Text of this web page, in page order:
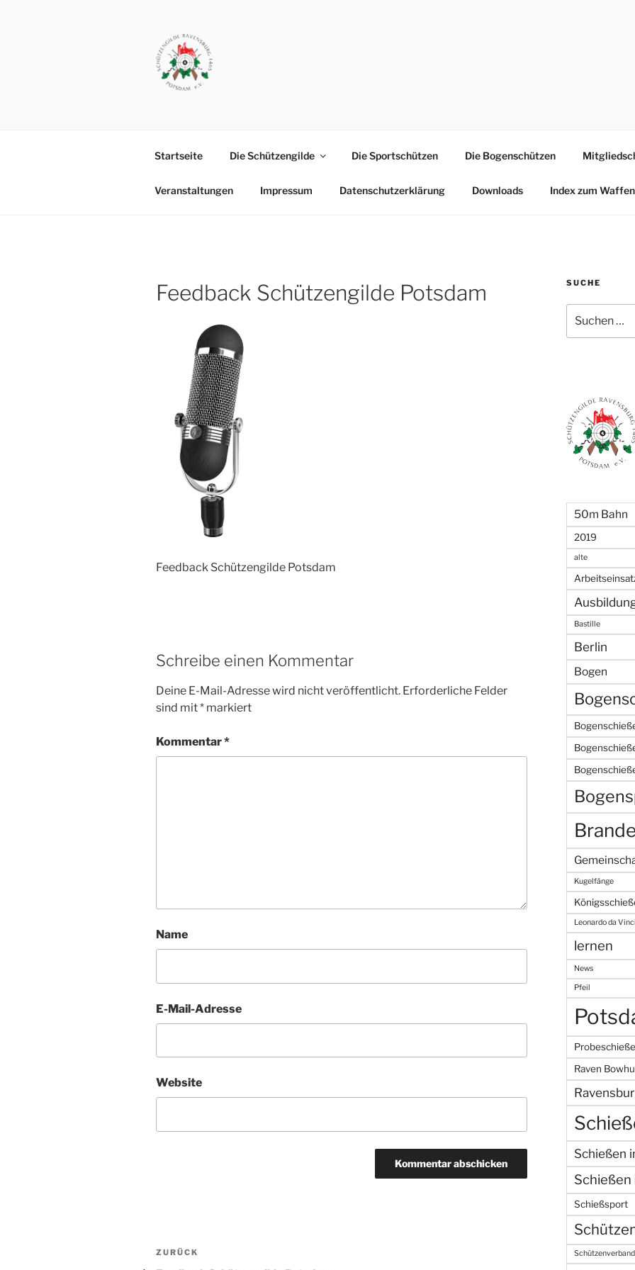
POTSDAM
Startseite Die Schützengilde Die Sportschützen Die Bogenschützen
Veranstaltungen Impressum Datenschutzerklärung Downloads Index zum
Feedback Schützengilde Potsdam
Feedback Schützengilde Potsdam
Schreibe einen Kommentar
Deine E-Mail-Adresse wird nicht veröffentlicht. Erforderliche Felder
sind mit* markiert
Kommentar*
Name
E-Mail-Adresse
Website
Beitragsnavigation
Vorheriger
ZURÜCK
SUCHE
nach:
50m Bahn
2019
alte
Bastille
Berlin
Bogen
Kugelfänge
Leonardo da Vinci
lernen
News
Pfeil
Raven
Schießen
Schießen
Schießsport
Schützenverband